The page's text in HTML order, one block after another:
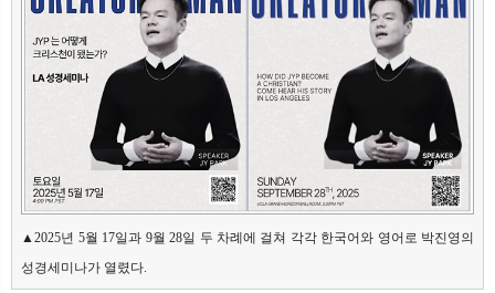
▲2025년 5월 17일과 9월 28일 두 차례에 걸쳐 각각 한국어와 영어로 박진영의
성경세미나가 열렸다.